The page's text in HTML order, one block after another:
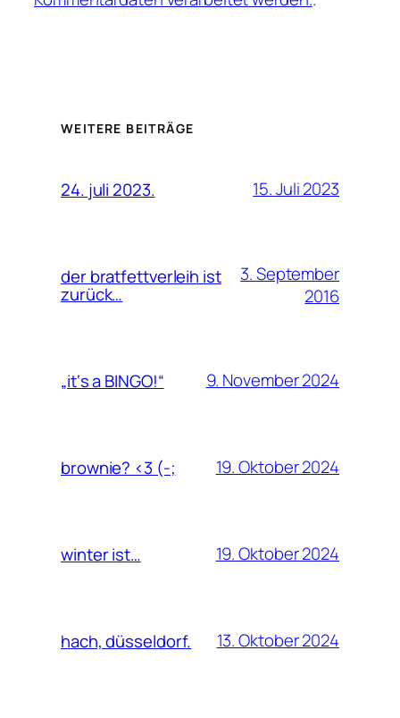
WEITERE BEITRÄGE
24. juli 2023. 15. Juli 2023
der bratfettverleih ist
zurück…
3. September
2016
„it‘s a BINGO!“ 9. November 2024
brownie? <3 (-; 19. Oktober 2024
winter ist… 19. Oktober 2024
hach, düsseldorf. 13. Oktober 2024